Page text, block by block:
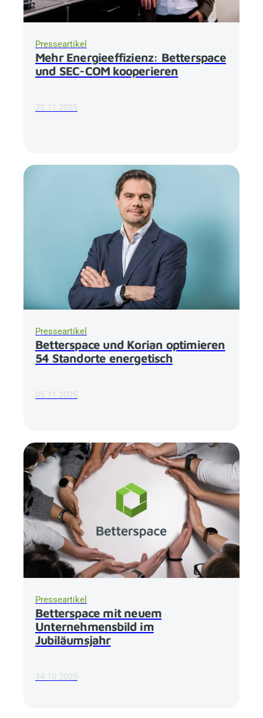
Presseartikel
Mehr Energieeffizienz: Betterspace
und SEC-COM kooperieren
25.11.2025
Presseartikel
Betterspace und Korian optimieren
54 Standorte energetisch
05.11.2025
Presseartikel
Betterspace mit neuem
Unternehmensbild im
Jubiläumsjahr
14.10.2025